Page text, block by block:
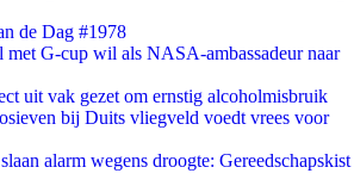
de Dag #1978
met G-cup wil als NASA-ambassadeur naar
uit vak gezet om ernstig alcoholmisbruik
bij Duits vliegveld voedt vrees voor
alarm wegens droogte: Gereedschapskist